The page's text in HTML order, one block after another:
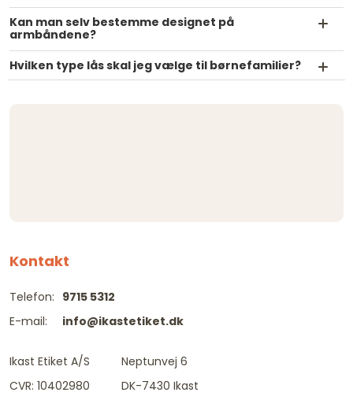
Kan man selv bestemme designet på
armbåndene?
Hvilken type lås skal jeg vælge til børnefamilier?
Kontakt
Telefon:
E-mail:
9715 5312
info@ikastetiket.dk
Ikast Etiket A/S
CVR: 10402980
Neptunvej 6
DK-7430 Ikast